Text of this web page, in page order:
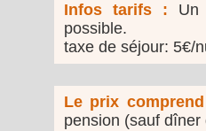
Infos tarifs : Un
possible.
taxe de séjour: 5€/
Le prix
pension (sauf dîner